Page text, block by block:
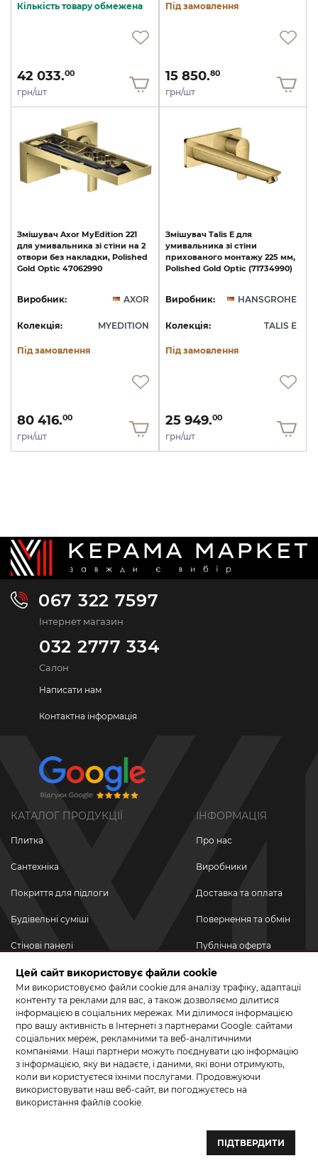
Кількість товару обмежена
42 033.00
грн/шт
Під замовлення
15 850.80
грн/шт
Змішувач Axor MyEdition 221
для умивальника зі стіни на 2
отвори без накладки, Polished
Gold Optic 47062990
Виробник: AXOR
Колекція: MYEDITION
Під замовлення
80 416.00
грн/шт
Змішувач Talis E для
умивальника зі стіни
прихованого монтажу 225 мм,
Polished Gold Optic (71734990)
Виробник: HANSGROHE
Колекція: TALIS E
Під замовлення
25 949.00
грн/шт
067 322 7597
Інтернет магазин
032 2777 334
Салон
Написати нам
Контактна інформація
КАТАЛОГ ПРОДУКЦІЇ
Плитка
Сантехніка
Покриття для підлоги
Будівельні суміші
Стінові панелі
Новинки
Акційні товари
Акції/Знижки
ІНФОРМАЦІЯ
Про нас
Виробники
Доставка та оплата
Повернення та обмін
Публічна оферта
Політика
конфіденційності
ПРИЄДНУЙТЕСЬ ДО НАС У СОЦМЕРЕЖАХ
Створення сайту та розробка сайтів — веб–студія ”Бренд–A“
Цей сайт використовує файли cookie
Ми використовуємо файли cookie для аналізу трафіку, адаптації
контенту та реклами для вас, а також дозволяємо ділитися
інформацією в соціальних мережах. Ми ділимося інформацією
про вашу активність в Інтернеті з партнерами Google: сайтами
соціальних мереж, рекламними та веб-аналітичними
компаніями. Наші партнери можуть поєднувати цю інформацію
з інформацією, яку ви надаєте, і даними, які вони отримують,
коли ви користуєтеся їхніми послугами. Продовжуючи
використовувати наш веб-сайт, ви погоджуєтесь на
використання файлів cookie.
ПІДТВЕРДИТИ